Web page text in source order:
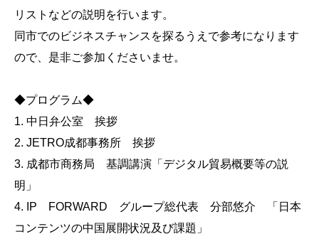
リストなどの説明を行います。
同市でのビジネスチャンスを探るうえで参考になります
ので、是非ご参加くださいませ。
◆プログラム◆
1. 中日弁公室 挨拶
2. JETRO成都事務所 挨拶
3. 成都市商務局 基調講演「デジタル貿易概要等の説
明」
4. IP FORWARD グループ総代表 分部悠介 「日本
コンテンツの中国展開状況及び課題」